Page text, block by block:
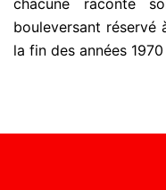
bouleversant réservé
la fin des années